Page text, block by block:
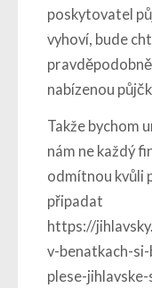
poskytovatel
vyhoví, bude
nabízenou
Takže bychom
nám ne každý
odmítnou kvůli
připadat
https://
v-benatkach-
plese-